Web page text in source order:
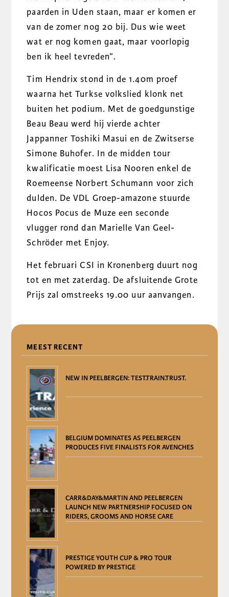
paarden in Uden staan, maar er komen er
van de zomer nog 20 bij. Dus wie weet
wat er nog komen gaat, maar voorlopig
ben ik heel tevreden”.
Tim Hendrix stond in de 1.40m proef
waarna het Turkse volkslied klonk net
buiten het podium. Met de goedgunstige
Beau Beau werd hij vierde achter
Jappanner Toshiki Masui en de Zwitserse
Simone Buhofer. In de midden tour
kwalificatie moest Lisa Nooren enkel de
Roemeense Norbert Schumann voor zich
dulden. De VDL Groep-amazone stuurde
Hocos Pocus de Muze een seconde
vlugger rond dan Marielle Van Geel-
Schröder met Enjoy.
Het februari CSI in Kronenberg duurt nog
tot en met zaterdag. De afsluitende Grote
Prijs zal omstreeks 19.00 uur aanvangen.
MEEST RECENT
NEW IN PEELBERGEN: TEST.TRAIN.TRUST.
BELGIUM DOMINATES AS PEELBERGEN
PRODUCES FIVE FINALISTS FOR AVENCHES
CARR&DAY&MARTIN AND PEELBERGEN
LAUNCH NEW PARTNERSHIP FOCUSED ON
RIDERS, GROOMS AND HORSE CARE
PRESTIGE YOUTH CUP & PRO TOUR
POWERED BY PRESTIGE